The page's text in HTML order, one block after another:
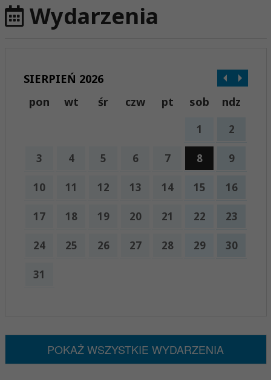
Wydarzenia
SIERPIEŃ 2026
pon
wt śr czw pt sob ndz
1 2
3 4 5 6 7 8 9
10 11 12 13 14 15 16
17 18 19 20 21 22 23
24 25 26 27 28 29 30
31
POKAŻ WSZYSTKIE WYDARZENIA